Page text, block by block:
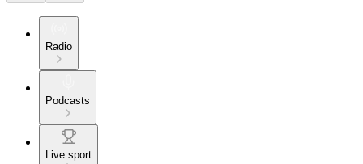
Radio
Podcasts
Live sport